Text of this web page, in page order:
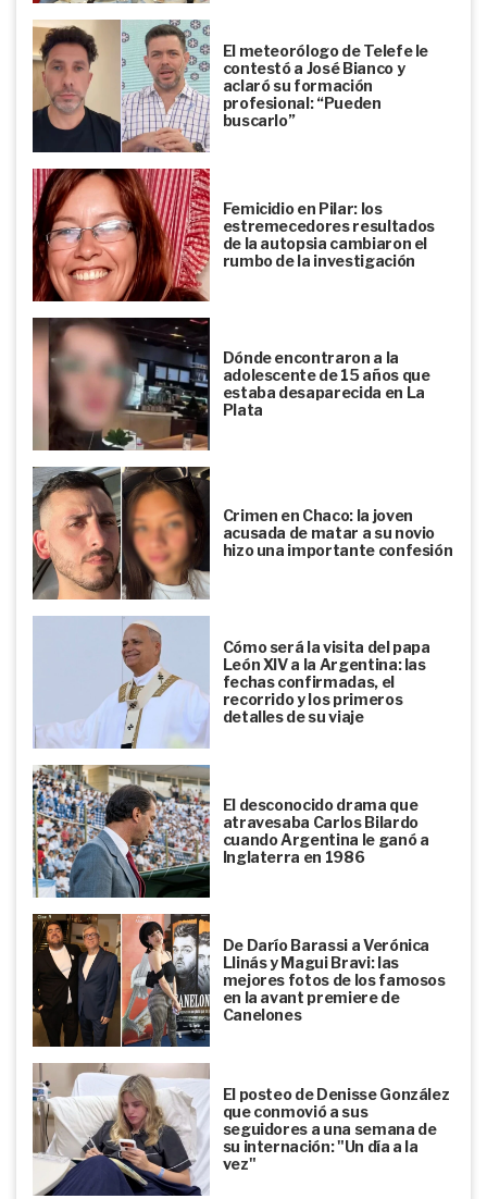
El meteorólogo de Telefe le
contestó a José Bianco y
aclaró su formación
profesional: “Pueden
buscarlo”
Femicidio en Pilar: los
estremecedores resultados
de la autopsia cambiaron el
rumbo de la investigación
Dónde encontraron a la
adolescente de 15 años que
estaba desaparecida en La
Plata
Crimen en Chaco: la joven
acusada de matar a su novio
hizo una importante confesión
Cómo será la visita del papa
León XIV a la Argentina: las
fechas confirmadas, el
recorrido y los primeros
detalles de su viaje
El desconocido drama que
atravesaba Carlos Bilardo
cuando Argentina le ganó a
Inglaterra en 1986
De Darío Barassi a Verónica
Llinás y Magui Bravi: las
mejores fotos de los famosos
en la avant premiere de
Canelones
El posteo de Denisse González
que conmovió a sus
seguidores a una semana de
su internación: "Un día a la
vez"